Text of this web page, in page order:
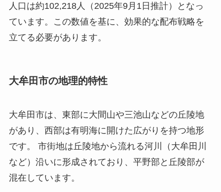
人口は約102,218人（2025年9月1日推計）となっ
ています。この数値を基に、効果的な配布戦略を
立てる必要があります。
大牟田市の地理的特性
大牟田市は、東部に大間山や三池山などの丘陵地
があり、西部は有明海に開けた広がりを持つ地形
です。 市街地は丘陵地から流れる河川（大牟田川
など）沿いに形成されており、平野部と丘陵部が
混在しています。